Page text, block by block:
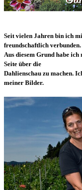
Seit vielen Jahren bin ich
freundschaftlich verbunden.
Aus diesem Grund habe ich
Seite über die
Dahlienschau zu machen.
meiner Bilder.